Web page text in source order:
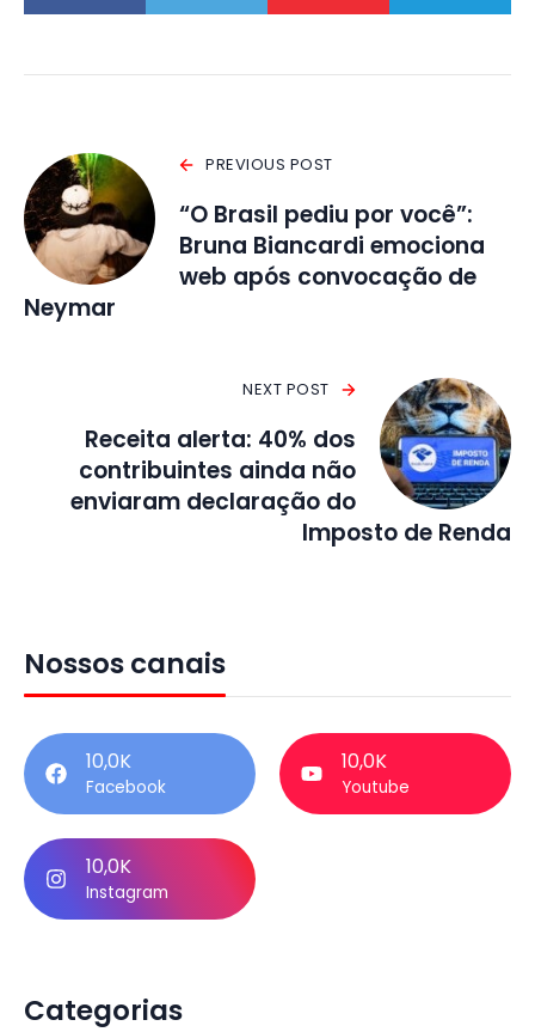
PREVIOUS POST
“O Brasil pediu por você”:
Bruna Biancardi emociona
web após convocação de
Neymar
NEXT POST
Receita alerta: 40% dos
contribuintes ainda não
enviaram declaração do
Imposto de Renda
Nossos canais
10,0K
Facebook
10,0K
Youtube
10,0K
Instagram
Categorias